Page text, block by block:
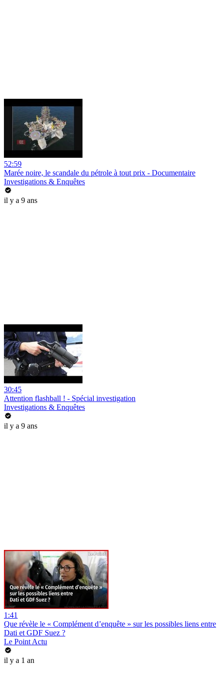
52:59
Marée noire, le scandale du pétrole à tout prix - Documentaire
Investigations & Enquêtes
il y a 9 ans
30:45
Attention flashball ! - Spécial investigation
Investigations & Enquêtes
il y a 9 ans
1:41
Que révèle le « Complément d’enquête » sur les possibles liens entre
Dati et GDF Suez ?
Le Point Actu
il y a 1 an